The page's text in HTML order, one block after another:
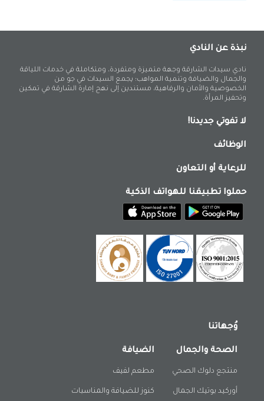
نبذة عن النادي
نادي سيدات الشارقة وجهة متميزة ومتفردة، ومتكاملة في خدمات اللياقة
والجمال والضيافة وتنمية المواهب؛ يجمع السيدات في جو من
الخصوصية والأمان والرفاهية، مستندين إلى نهج إمارة الشارقة في تمكين
وتحفيز المرأة.
لا تفوتي جديدنا!
الوظائف
للرعاية أو التعاون
حملوا تطبيقنا للهواتف الذكية
وُجهاتنا
الصحة والجمال
منتجع دلوك الصحي
أوركيد بوتيك الجمال
الضيافة
مطعم لفيف
كنوز للضيافة والمناسبات